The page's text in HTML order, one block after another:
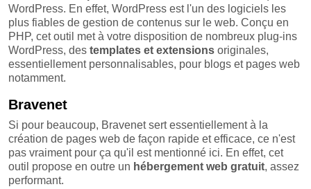
WordPress. En effet, WordPress est l'un des logiciels les
plus fiables de gestion de contenus sur le web. Conçu en
PHP, cet outil met à votre disposition de nombreux plug-ins
WordPress, des templates et extensions originales,
essentiellement personnalisables, pour blogs et pages web
notamment.
Bravenet
Si pour beaucoup, Bravenet sert essentiellement à la
création de pages web de façon rapide et efficace, ce n'est
pas vraiment pour ça qu'il est mentionné ici. En effet, cet
outil propose en outre un hébergement web gratuit, assez
performant.